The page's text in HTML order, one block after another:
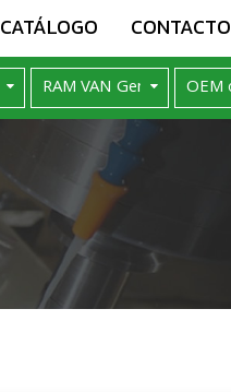
CATÁLOGO CONTACTO